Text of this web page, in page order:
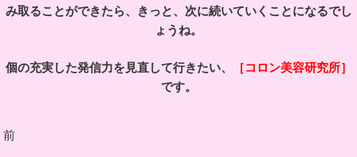
み取ることができたら、きっと、次に続いていくことになるでし
ょうね。
個の充実した発信力を見直して行きたい、
［コロン美容研究所］
です。
稿
前
前